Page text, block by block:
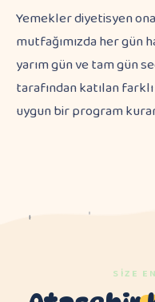
Yemekler diyetisyen
mutfağımızda her gün
yarım gün ve tam gün
tarafından katılan
uygun bir program
SIZE